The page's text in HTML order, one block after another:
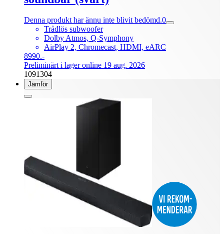
Denna produkt har ännu inte blivit bedömd.0
Trådlös subwoofer
Dolby Atmos, Q-Symphony
AirPlay 2, Chromecast, HDMI, eARC
8990.-
Preliminärt i lager online 19 aug. 2026
1091304
Jämför